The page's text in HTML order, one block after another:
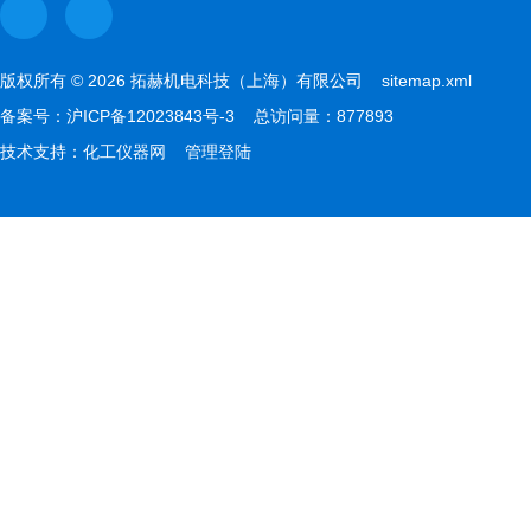
版权所有 © 2026 拓赫机电科技（上海）有限公司 sitemap.xml
备案号： 沪ICP备12023843号-3 总访问量：877893
技术支持： 化工仪器网 管理登陆